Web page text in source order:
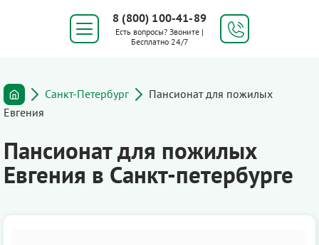
8 (800) 100-41-89
Есть вопросы? Звоните |
Бесплатно 24/7
Санкт-Петербург
Пансионат для пожилых
Евгения
Пансионат для пожилых
Евгения в Санкт-петербурге